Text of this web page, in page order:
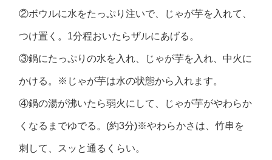
②ボウルに水をたっぷり注いで、じゃが芋を入れて、
つけ置く。1分程おいたらザルにあげる。
③鍋にたっぷりの水を入れ、じゃが芋を入れ、中火に
かける。※じゃが芋は水の状態から入れます。
④鍋の湯が沸いたら弱火にして、じゃが芋がやわらか
くなるまでゆでる。(約3分)※やわらかさは、竹串を
刺して、スッと通るくらい。